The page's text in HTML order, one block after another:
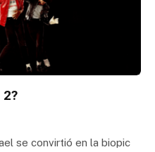
se convirtió en la biopic